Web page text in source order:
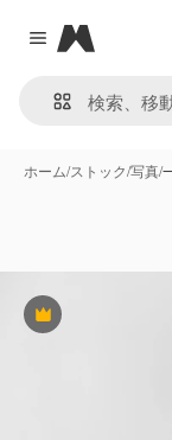
Close menu
Magnific
ホーム/ストック/写真/
Premium